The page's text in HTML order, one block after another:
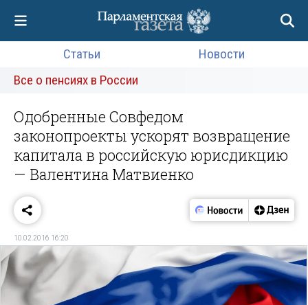
Статьи
Новости
Все о пенсиях в России
Одобренные Совфедом
законопроекты ускорят возвращение
капитала в российскую юрисдикцию
— Валентина Матвиенко
10.02.2016 16:20